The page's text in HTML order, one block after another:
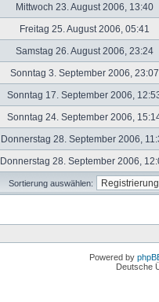
Mittwoch 23. August 2006, 13:40
Freitag 25. August 2006, 05:41
Samstag 26. August 2006, 23:24
Sonntag 3. September 2006,
Sonntag 17. September 2006,
Sonntag 24. September 2006,
Donnerstag 28. September 2006,
Donnerstag 28. September 2006,
Sortierung auswählen:
Powered by
Deutsche